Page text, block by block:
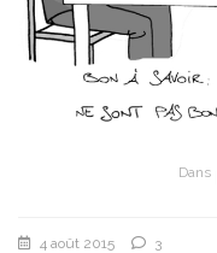
Dans
4 août 2015 3